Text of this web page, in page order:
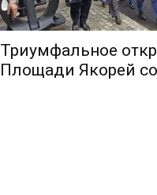
Триумфальное
Площади Якорей